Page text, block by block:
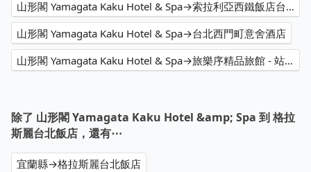
山形閣 Yamagata Kaku Hotel & Spa→索拉利亞西鐵飯店台北西門
山形閣 Yamagata Kaku Hotel & Spa→台北西門町意舍酒店
山形閣 Yamagata Kaku Hotel & Spa→旅樂序精品旅館 - 站前三館
除了 山形閣 Yamagata Kaku Hotel &amp; Spa 到 格拉
斯麗台北飯店，還有⋯
宜蘭縣→格拉斯麗台北飯店